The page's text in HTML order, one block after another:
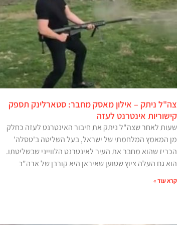
צה"ל ניתק – אילון מאסק מחבר: סטארלינק תספק
קישוריות אינטרנט לעזה
שעות לאחר שצה"ל ניתק את חיבור האינטרנט לעזה כחלק
מן המאמץ המלחמתי של ישראל, בעל השליטה ב'טסלה'
הכריז שהוא מחבר את העיר לאינטרנט הלווייני שבשליטתו.
הוא גם העלה ציוץ שטוען שאיראן היא קורבן של ארה"ב
קרא עוד »